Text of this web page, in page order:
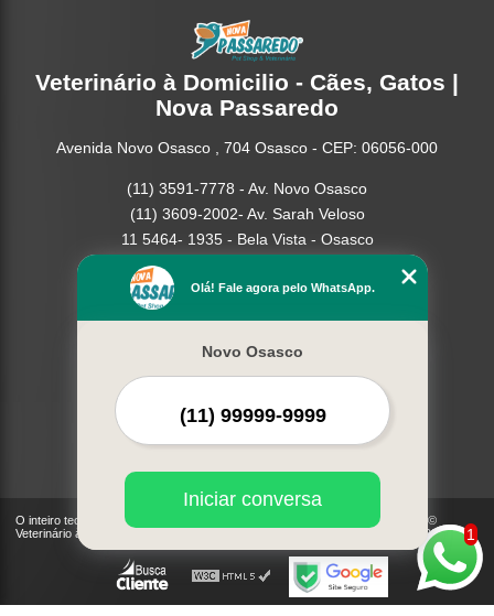
Veterinário à Domicilio - Cães, Gatos |
Nova Passaredo
Avenida Novo Osasco , 704 Osasco - CEP: 06056-000
(11) 3591-7778 - Av. Novo Osasco
(11) 3609-2002- Av. Sarah Veloso
11 5464- 1935 - Bela Vista - Osasco
Home
Serviços
Contato
Mapa do site
Mais Serviços
O inteiro teor deste site está sujeito à proteção de direitos autorais. Copyright©
Veterinário à Domicilio - Cães, Gatos | Nova Passaredo (Lei 9610 de 19/02/1998)
1
Olá! Fale agora pelo WhatsApp.
Novo Osasco
Iniciar conversa